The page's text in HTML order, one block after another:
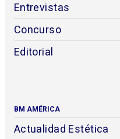
Entrevistas
Concurso
Editorial
BM AMÉRICA
Actualidad Estética